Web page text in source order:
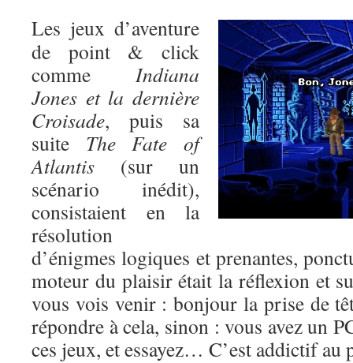
Les jeux d’aventure
de point & click
comme Indiana
Jones et la dernière
Croisade, puis sa
suite The Fate of
Atlantis (sur un
scénario inédit),
consistaient en la
résolution
d’énigmes logiques et prenantes,
moteur du plaisir était la réflexion et
vous vois venir : bonjour la prise de
répondre à cela, sinon : vous avez un
ces jeux, et essayez… C’est addictif au